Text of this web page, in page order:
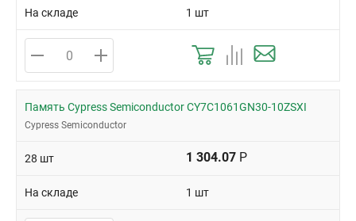
На складе 1 шт
Память Cypress Semiconductor CY7C1061GN30-10ZSXI
Cypress Semiconductor
28 шт 1 304.07 Р
На складе 1 шт